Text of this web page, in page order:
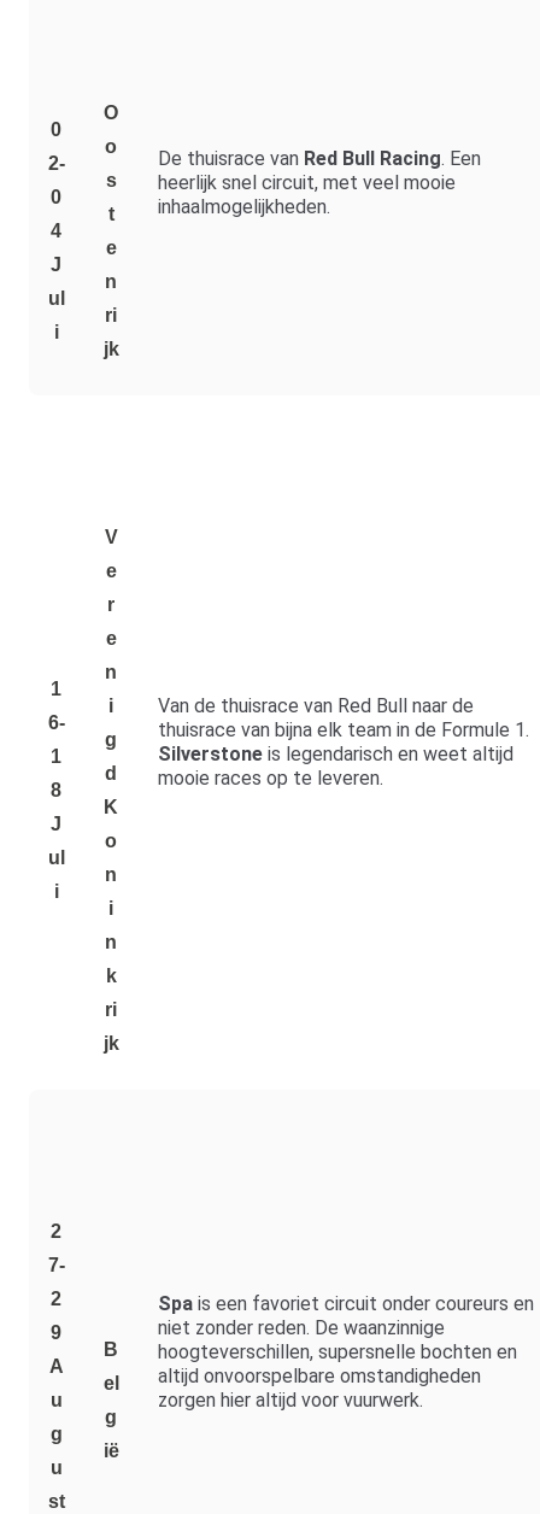
0
2-
0
4
J
Ul
I
O
o
s
t
e
n
ri
jk
De thuisrace van Red Bull Racing. Een
heerlijk snel circuit, met veel mooie
inhaalmogelijkheden.
1
6-
1
8
J
Ul
I
V
e
r
e
n
i
g
d
K
o
n
i
n
k
ri
jk
Van de thuisrace van Red Bull naar de
thuisrace van bijna elk team in de Formule 1.
Silverstoneis legendarisch en weet altijd
mooie races op te leveren.
2
7-
2
9
A
U
G
U
St
B
el
g
ië
Spais een favoriet circuit onder coureurs en
niet zonder reden. De waanzinnige
hoogteverschillen, supersnelle bochten en
altijd onvoorspelbare omstandigheden
zorgen hier altijd voor vuurwerk.